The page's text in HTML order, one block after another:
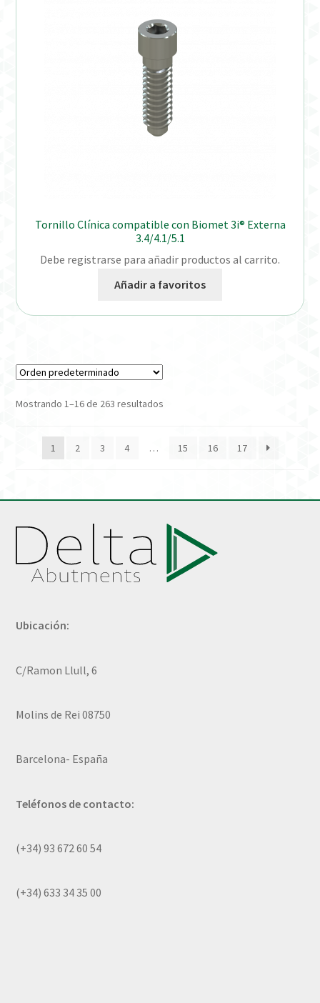
Tornillo Clínica compatible con Biomet 3i® Externa
3.4/4.1/5.1
Debe registrarse para añadir productos al carrito.
Añadir a favoritos
Mostrando 1–16 de 263 resultados
1 2 3 4 … 15 16 17
Ubicación:
C/Ramon Llull, 6
Molins de Rei 08750
Barcelona- España
Teléfonos de contacto:
(+34) 93 672 60 54
(+34) 633 34 35 00